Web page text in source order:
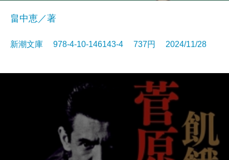
畠中恵／著
新潮文庫 978-4-10-146143-4 737円 2024/11/28